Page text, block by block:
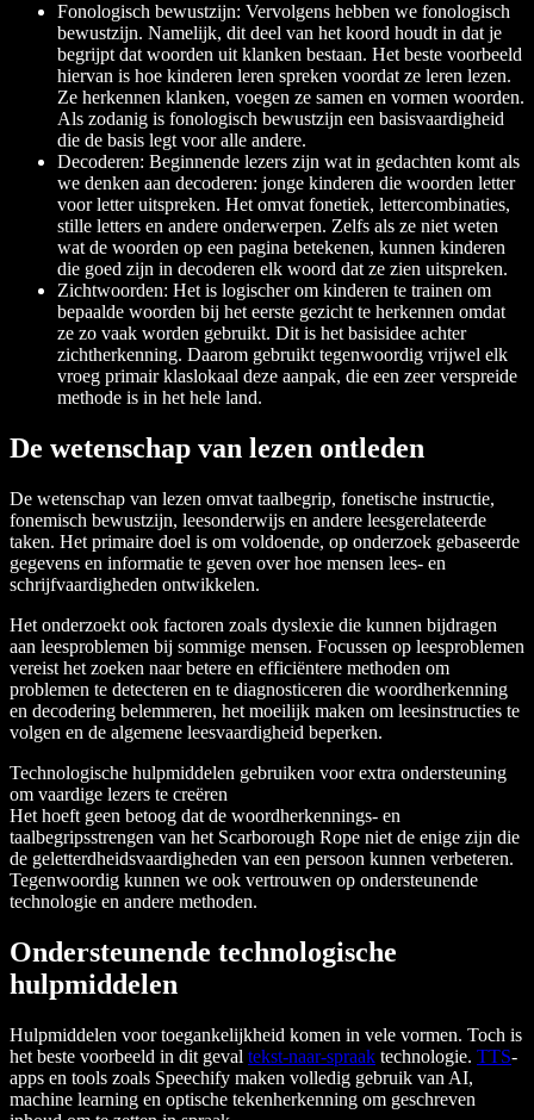
Fonologisch bewustzijn: Vervolgens hebben we fonologisch
bewustzijn. Namelijk, dit deel van het koord houdt in dat je
begrijpt dat woorden uit klanken bestaan. Het beste voorbeeld
hiervan is hoe kinderen leren spreken voordat ze leren lezen.
Ze herkennen klanken, voegen ze samen en vormen woorden.
Als zodanig is fonologisch bewustzijn een basisvaardigheid
die de basis legt voor alle andere.
Decoderen: Beginnende lezers zijn wat in gedachten komt als
we denken aan decoderen: jonge kinderen die woorden letter
voor letter uitspreken. Het omvat fonetiek, lettercombinaties,
stille letters en andere onderwerpen. Zelfs als ze niet weten
wat de woorden op een pagina betekenen, kunnen kinderen
die goed zijn in decoderen elk woord dat ze zien uitspreken.
Zichtwoorden: Het is logischer om kinderen te trainen om
bepaalde woorden bij het eerste gezicht te herkennen omdat
ze zo vaak worden gebruikt. Dit is het basisidee achter
zichtherkenning. Daarom gebruikt tegenwoordig vrijwel elk
vroeg primair klaslokaal deze aanpak, die een zeer verspreide
methode is in het hele land.
De wetenschap van lezen ontleden
De wetenschap van lezen omvat taalbegrip, fonetische instructie,
fonemisch bewustzijn, leesonderwijs en andere leesgerelateerde
taken. Het primaire doel is om voldoende, op onderzoek gebaseerde
gegevens en informatie te geven over hoe mensen lees- en
schrijfvaardigheden ontwikkelen.
Het onderzoekt ook factoren zoals dyslexie die kunnen bijdragen
aan leesproblemen bij sommige mensen. Focussen op leesproblemen
vereist het zoeken naar betere en efficiëntere methoden om
problemen te detecteren en te diagnosticeren die woordherkenning
en decodering belemmeren, het moeilijk maken om leesinstructies te
volgen en de algemene leesvaardigheid beperken.
Technologische hulpmiddelen gebruiken voor extra ondersteuning
om vaardige lezers te creëren
Het hoeft geen betoog dat de woordherkennings- en
taalbegripsstrengen van het Scarborough Rope niet de enige zijn die
de geletterdheidsvaardigheden van een persoon kunnen verbeteren.
Tegenwoordig kunnen we ook vertrouwen op ondersteunende
technologie en andere methoden.
Ondersteunende technologische
hulpmiddelen
Hulpmiddelen voor toegankelijkheid komen in vele vormen. Toch is
het beste voorbeeld in dit geval tekst-naar-spraak technologie. TTS-
apps en tools zoals Speechify maken volledig gebruik van AI,
machine learning en optische tekenherkenning om geschreven